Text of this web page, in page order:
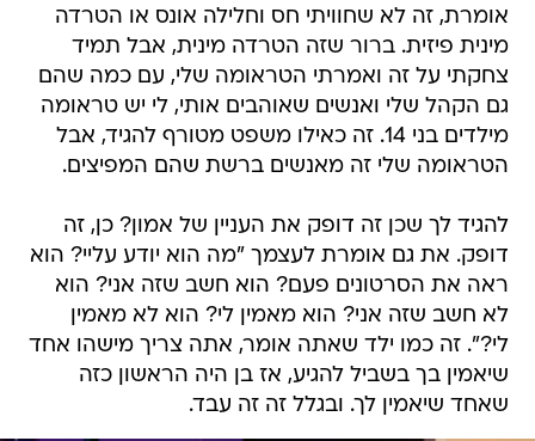
אומרת, זה לא שחוויתי חס וחלילה אונס או הטרדה
מינית פיזית. ברור שזה הטרדה מינית, אבל תמיד
צחקתי על זה ואמרתי הטראומה שלי, עם כמה שהם
גם הקהל שלי ואנשים שאוהבים אותי, לי יש טראומה
מילדים בני 14. זה כאילו משפט מטורף להגיד, אבל
הטראומה שלי זה מאנשים ברשת שהם המפיצים.
להגיד לך שכן זה דופק את העניין של אמון? כן, זה
דופק. את גם אומרת לעצמך "מה הוא יודע עליי? הוא
ראה את הסרטונים פעם? הוא חשב שזה אני? הוא
לא חשב שזה אני? הוא מאמין לי? הוא לא מאמין
לי?". זה כמו ילד שאתה אומר, אתה צריך מישהו אחד
שיאמין בך בשביל להגיע, אז בן היה הראשון כזה
שאחד שיאמין לך. ובגלל זה זה עבד.